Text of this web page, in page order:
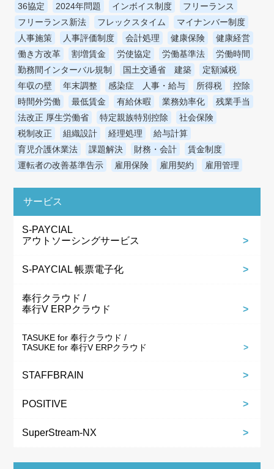
36協定 2024年問題 インボイス制度
フリーランス
フリーランス新法
フレックスタイム
マイナンバー制度
人事施策
人事評価制度 会計処理 健康保険
健康経営
働き方改革
割増賃金 労使協定 労働基準法
労働時間
勤務間インターバル規制
国土交通省 建築
定額減税
年収の壁
年末調整 感染症 人事・給与 所得税
控除
時間外労働
最低賃金 有給休暇 業務効率化
残業手当
法改正 厚生労働省
特定親族特別控除
社会保険
税制改正
組織設計 経理処理
給与計算
育児介護休業法
課題解決 財務・会計
賃金制度
運転者の改善基準告示
雇用保険 雇用契約 雇用管理
サービス
S-PAYCIAL
アウトソーシングサービス
S-PAYCIAL 帳票電子化
奉行クラウド /
奉行V ERPクラウド
TASUKE for 奉行クラウド /
TASUKE for 奉行V ERPクラウド
STAFFBRAIN
POSITIVE
SuperStream-NX